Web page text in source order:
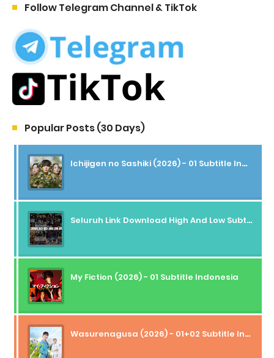
Follow Telegram Channel & TikTok
Popular Posts (30 Days)
Ichijigen no Sashiki (2026) - 01 Subtitle Indonesia
Seluruh Link Download High And Low Subtitle Indonesia
My Fiction (2026) - 01 Subtitle Indonesia
Wasurenagusa (2026) - 01+02 Subtitle Indonesia